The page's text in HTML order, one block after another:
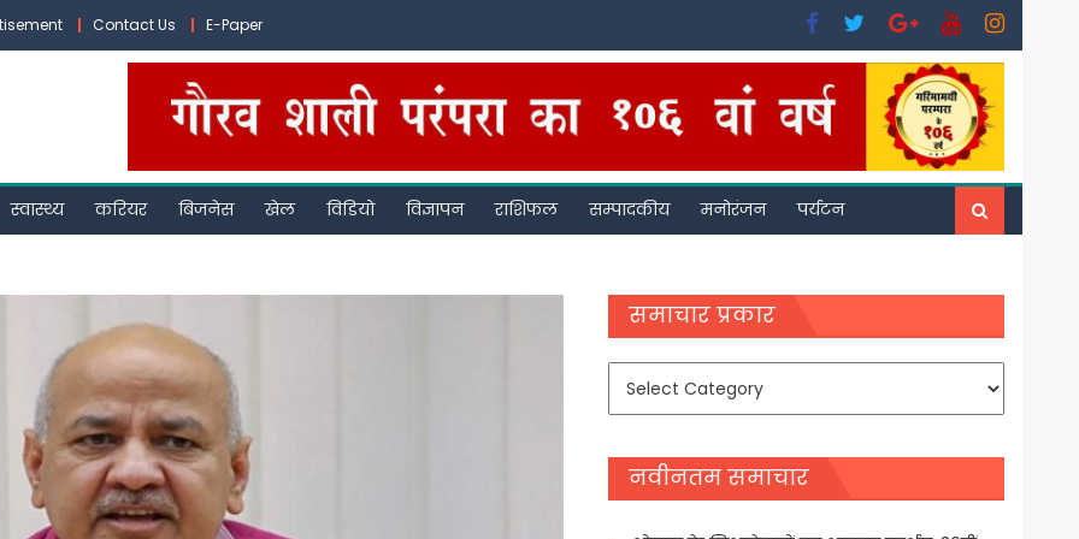
Contact Us E-Paper
स्वास्थ्य करियर बिजनेस खेल विडियो विज्ञापन राशिफल सम्पादकीय मनोरंजन पर्यटन
समाचार प्रकार
समाचार
नवीनतम समाचार